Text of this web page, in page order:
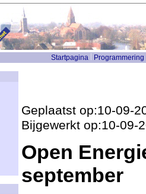
Startpagina Programmering
Geplaatst op:10-09-
Bijgewerkt op:10-09-
Open
september